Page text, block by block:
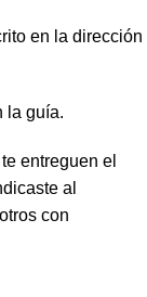
en la dirección
la guía.
entreguen el
al
con